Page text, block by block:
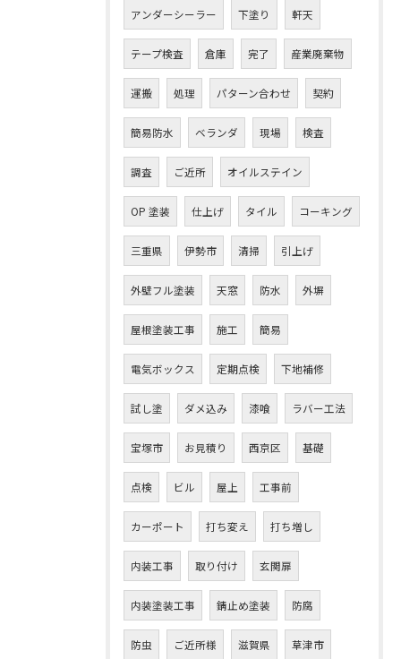
アンダーシーラー 下塗り 軒天
テープ検査 倉庫 完了 産業廃棄物
運搬 処理 パターン合わせ 契約
簡易防水 ベランダ 現場 検査
調査 ご近所 オイルステイン
OP 塗装 仕上げ タイル コーキング
三重県 伊勢市 清掃 引上げ
外壁フル塗装 天窓 防水 外塀
屋根塗装工事 施工 簡易
電気ボックス 定期点検 下地補修
試し塗 ダメ込み 漆喰 ラバー工法
宝塚市 お見積り 西京区 基礎
点検 ビル 屋上 工事前
カーポート 打ち変え 打ち増し
内装工事 取り付け 玄関扉
内装塗装工事 錆止め塗装 防腐
防虫 ご近所様 滋賀県 草津市